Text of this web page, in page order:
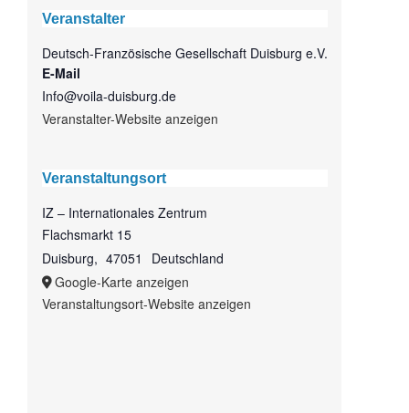
Veranstalter
Deutsch-Französische Gesellschaft Duisburg e.V.
E-Mail
Info@voila-duisburg.de
Veranstalter-Website anzeigen
Veranstaltungsort
IZ – Internationales Zentrum
Flachsmarkt 15
Duisburg, 47051
Deutschland
Google-Karte anzeigen
Veranstaltungsort-Website anzeigen